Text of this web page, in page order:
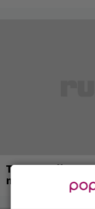
Tampereella
nämä artistit